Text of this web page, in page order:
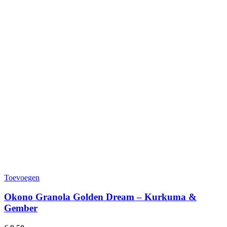
Toevoegen
Okono Granola Golden Dream – Kurkuma &
Gember